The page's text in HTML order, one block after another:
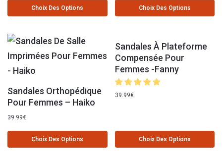
Choix Des Options Choix Des Options
Sandales Orthopédique
Pour Femmes – Haiko
39.99€
Choix Des Options
Sandales À Plateforme
Compensée Pour
Femmes -Fanny
39.99€
Choix Des Options